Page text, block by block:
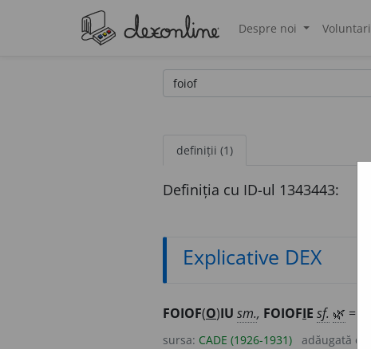
Despre noi Voluntari
definiții (1)
Definiția cu ID-ul 1343443:
Explicative DEX
FOIOF(O)IU sm., FOIOFIE sf. 🌿 =
sursa: CADE (1926-1931) adăugată de